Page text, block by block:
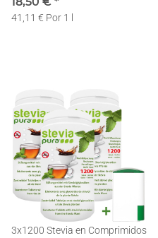
41,11 € Por 1 l
3x1200 Stevia en Comprimidos